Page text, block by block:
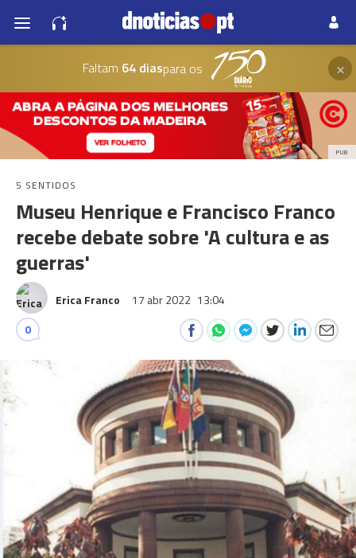
Faltam 64 diaspara os ×
PUB
5 SENTIDOS
Museu Henrique e Francisco Franco
recebe debate sobre 'A cultura e as
guerras'
Erica Franco 17 abr 2022 13:04
0